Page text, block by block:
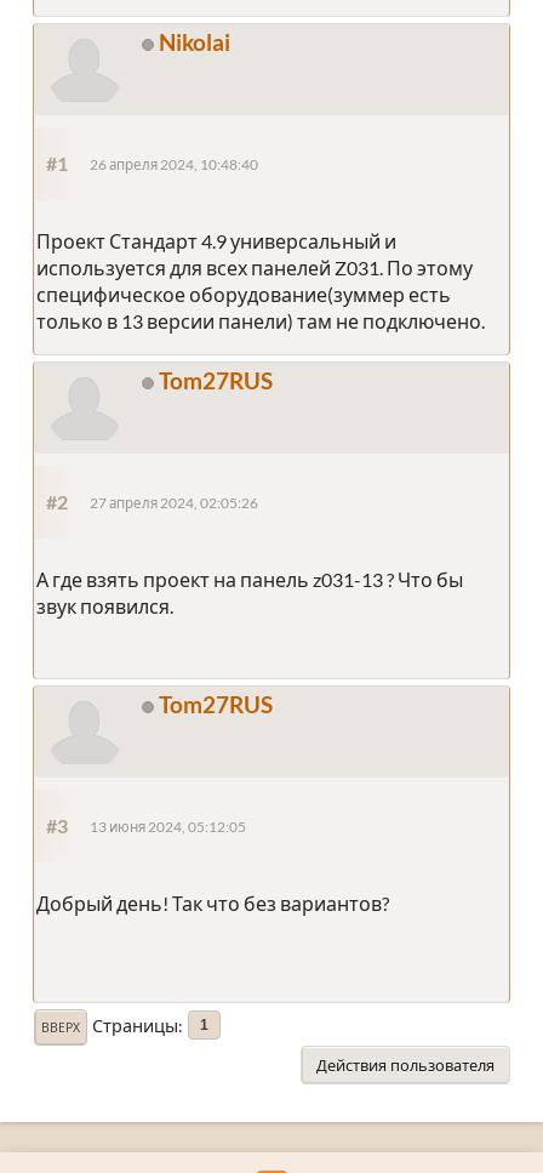
Nikolai
#1 26 апреля 2024, 10:48:40
Проект Стандарт 4.9 универсальный и
используется для всех панелей Z031. По этому
специфическое оборудование(зуммер есть
только в 13 версии панели) там не подключено.
Tom27RUS
#2 27 апреля 2024, 02:05:26
А где взять проект на панель z031-13 ? Что бы
звук появился.
Tom27RUS
#3 13 июня 2024, 05:12:05
Добрый день! Так что без вариантов?
ВВЕРХ Страницы 1
Действия пользователя